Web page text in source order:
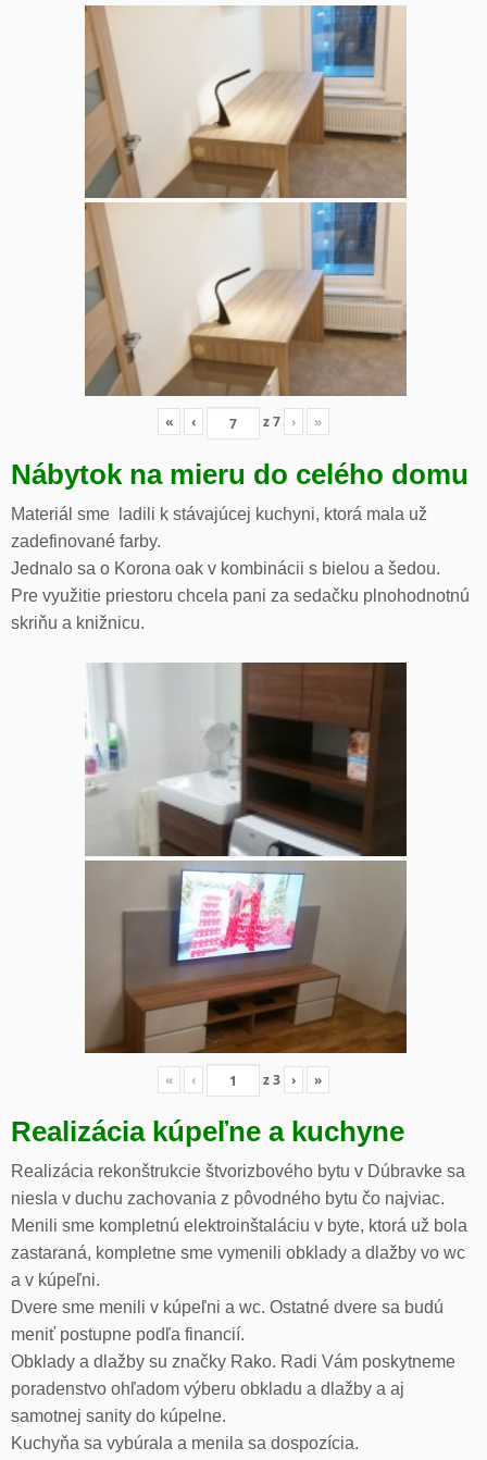
« ‹ z7 › »
Nábytok na mieru do celého domu
Materiál sme ladili k stávajúcej kuchyni, ktorá mala už
zadefinované farby.
Jednalo sa o Korona oak v kombinácii s bielou a šedou.
Pre využitie priestoru chcela pani za sedačku plnohodnotnú
skriňu a knižnicu.
« ‹ z3 › »
Realizácia kúpeľne a kuchyne
Realizácia rekonštrukcie štvorizbového bytu v Dúbravke sa
niesla v duchu zachovania z pôvodného bytu čo najviac.
Menili sme kompletnú elektroinštaláciu v byte, ktorá už bola
zastaraná, kompletne sme vymenili obklady a dlažby vo wc
a v kúpeľni.
Dvere sme menili v kúpeľni a wc. Ostatné dvere sa budú
meniť postupne podľa financií.
Obklady a dlažby su značky Rako. Radi Vám poskytneme
poradenstvo ohľadom výberu obkladu a dlažby a aj
samotnej sanity do kúpelne.
Kuchyňa sa vybúrala a menila sa dospozícia.